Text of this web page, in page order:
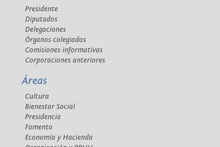
Presidente
Diputados
Delegaciones
Órganos colegiados
Comisiones informativas
Corporaciones anteriores
Áreas
Cultura
Bienestar Social
Presidencia
Fomento
Economía y Hacienda